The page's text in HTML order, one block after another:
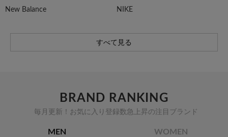
New Balance NIKE
すべて見る
BRAND RANKING
毎月更新！お気に入り登録数急上昇の注目ブランド
MEN WOMEN